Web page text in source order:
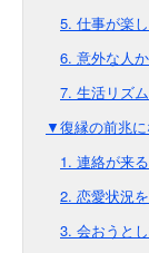
5. 仕事が楽
6. 意外な人
7. 生活リズ
▼復縁の前兆
1. 連絡が来
2. 恋愛状況
3. 会おうと